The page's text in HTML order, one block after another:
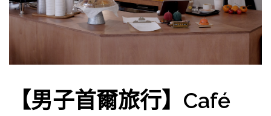
【男子首爾旅行】Café